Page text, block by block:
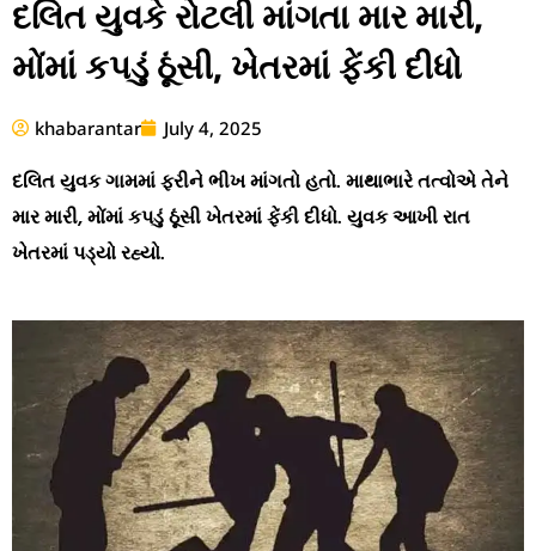
દલિત યુવકે રોટલી માંગતા માર મારી,
મોંમાં કપડું ઠૂંસી, ખેતરમાં ફેંકી દીધો
khabarantar July 4, 2025
દલિત યુવક ગામમાં ફરીને ભીખ માંગતો હતો. માથાભારે તત્વોએ તેને
માર મારી, મોંમાં કપડું ઠૂંસી ખેતરમાં ફેંકી દીધો. યુવક આખી રાત
ખેતરમાં પડ્યો રહ્યો.